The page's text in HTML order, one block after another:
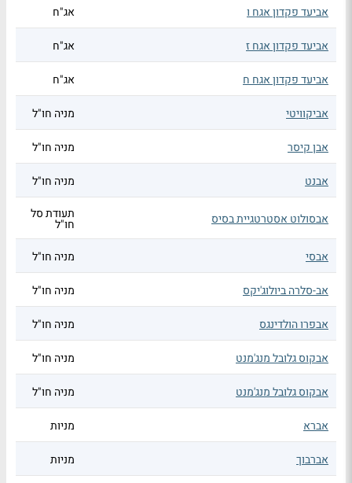
אביעד פקדון אגח ו אג"ח
אביעד פקדון אגח ז אג"ח
אביעד פקדון אגח ח אג"ח
אביקוויטי מניה חו"ל
אבן קיסר מניה חו"ל
אבנט מניה חו"ל
אבסולוט אסטרטגיית בסיס תעודת סל
חו"ל
אבסי
מניה חו"ל
אב-סלרה ביולוג'יקס מניה חו"ל
אבפרו הולדינגס מניה חו"ל
אבקוס גלובל מנג'מנט מניה חו"ל
אבקוס גלובל מנג'מנט מניה חו"ל
אברא מניות
אברבוך מניות